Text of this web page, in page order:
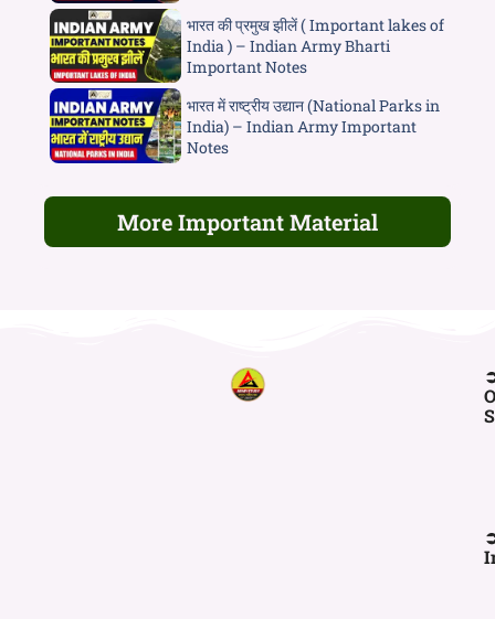
भारत की प्रमुख झीलें ( Important lakes of
India ) – Indian Army Bharti
Important Notes
भारत में राष्ट्रीय उद्यान (National Parks in
India) – Indian Army Important
Notes
More Important Material